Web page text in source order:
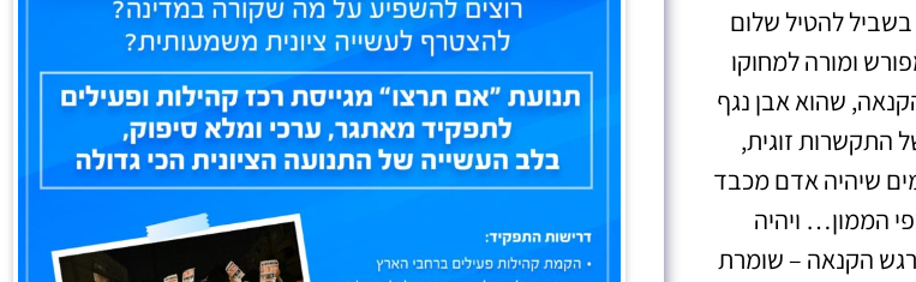
להטיל שלום
ומורה למחוקו
שהוא אבן נגף
התקשרות זוגית,
שיהיה אדם מכבד
הממון… ויהיה
הקנאה – שומרת